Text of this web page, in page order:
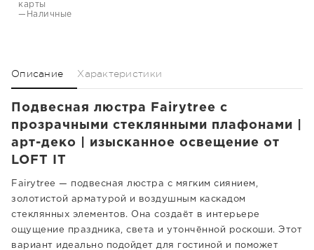
карты
—Наличные
Описание Характеристики
Подвесная люстра Fairytree с
прозрачными стеклянными плафонами |
арт-деко | изысканное освещение от
LOFT IT
Fairytree — подвесная люстра с мягким сиянием,
золотистой арматурой и воздушным каскадом
стеклянных элементов. Она создаёт в интерьере
ощущение праздника, света и утончённой роскоши. Этот
вариант идеально подойдет для гостиной и поможет